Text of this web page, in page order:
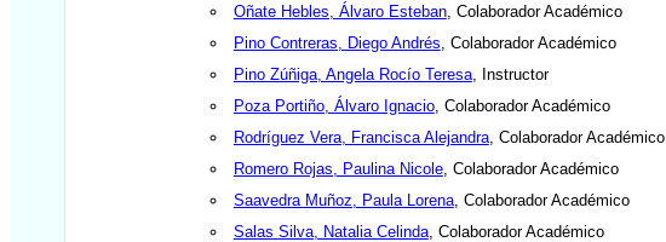
Oñate Hebles, Álvaro Esteban, Colaborador Académico
Pino Contreras, Diego Andrés , Colaborador Académico
Pino Zúñiga, Angela Rocío Teresa, Instructor
Poza Portiño, Álvaro Ignacio, Colaborador Académico
Rodríguez Vera, Francisca Alejandra, Colaborador Académico
Romero Rojas, Paulina Nicole, Colaborador Académico
Saavedra Muñoz, Paula Lorena, Colaborador Académico
Salas Silva, Natalia Celinda, Colaborador Académico